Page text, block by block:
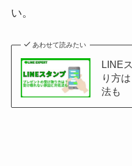
い。
あわせて読みたい
LINE
り方
法も